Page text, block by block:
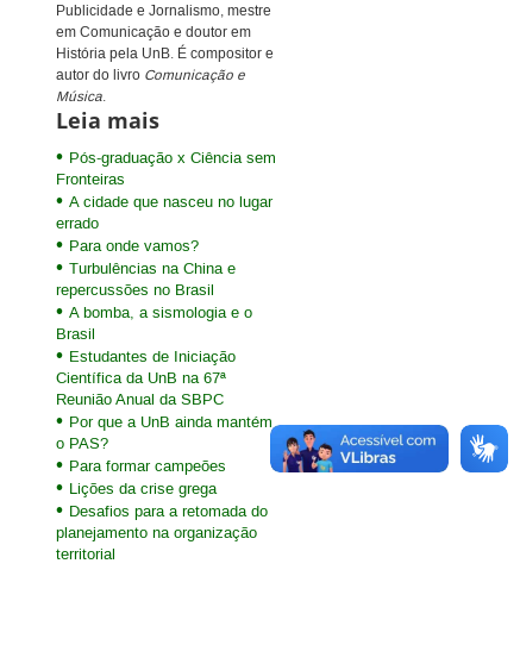
Publicidade e Jornalismo, mestre
em Comunicação e doutor em
História pela UnB. É compositor e
autor do livro Comunicação e
Música.
Leia mais
Pós-graduação x Ciência sem
Fronteiras
A cidade que nasceu no lugar
errado
Para onde vamos?
Turbulências na China e
repercussões no Brasil
A bomba, a sismologia e o
Brasil
Estudantes de Iniciação
Científica da UnB na 67ª
Reunião Anual da SBPC
Por que a UnB ainda mantém
o PAS?
Para formar campeões
Lições da crise grega
Desafios para a retomada do
planejamento na organização
territorial